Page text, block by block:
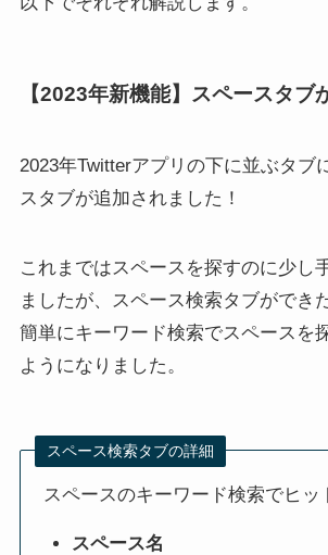
い？暗黙のマナーとは？
設定のやり
X(Twitter)スペースのアーカ
イブ(録音)が可能に！終了
後のスペースを聞く方法
X(Twitter)で
【2023年新機能】スペースタブ
2023年Twitterアプリの下に並ぶタブ
スタブが追加されました！
これまではスペースを探すのに少し
ましたが、スペース検索タブができ
簡単にキーワード検索でスペースを
ようになりました。
スペース検索タブの詳細
スペースのキーワード検索でヒッ
スペース名